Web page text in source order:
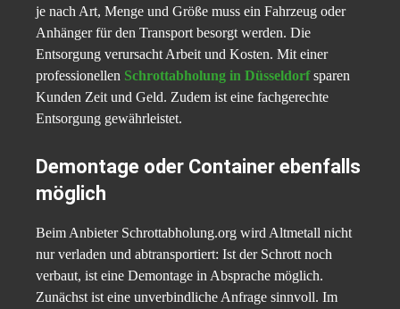
je nach Art, Menge und Größe muss ein Fahrzeug oder
Anhänger für den Transport besorgt werden. Die
Entsorgung verursacht Arbeit und Kosten. Mit einer
professionellen Schrottabholung in Düsseldorfsparen
Kunden Zeit und Geld. Zudem ist eine fachgerechte
Entsorgung gewährleistet.
Demontage oder Container ebenfalls
möglich
Beim Anbieter Schrottabholung.org wird Altmetall nicht
nur verladen und abtransportiert: Ist der Schrott noch
verbaut, ist eine Demontage in Absprache möglich.
Zunächst ist eine unverbindliche Anfrage sinnvoll. Im